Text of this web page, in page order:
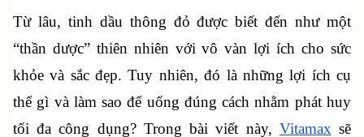
Từ lâu, tinh dầu thông đỏ được biết đến như một
“thần dược” thiên nhiên với vô vàn lợi ích cho sức
khỏe và sắc đẹp. Tuy nhiên, đó là những lợi ích cụ
thể gì và làm sao để uống đúng cách nhằm phát huy
tối đa công dụng? Trong bài viết này, Vitamax sẽ